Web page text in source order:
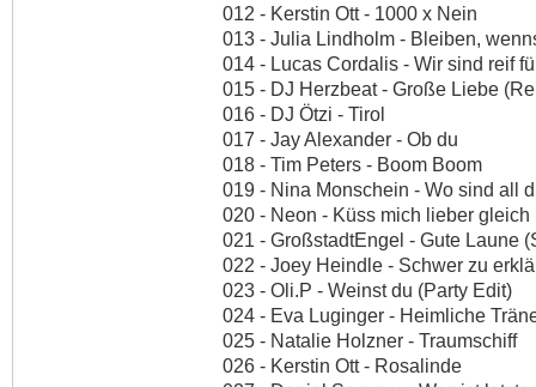
012 - Kerstin Ott - 1000 x Nein
013 - Julia Lindholm - Bleiben,
014 - Lucas Cordalis - Wir sind reif
015 - DJ Herzbeat - Große Liebe
016 - DJ Ötzi - Tirol
017 - Jay Alexander - Ob du
018 - Tim Peters - Boom Boom
019 - Nina Monschein - Wo sind all
020 - Neon - Küss mich lieber gleich
021 - GroßstadtEngel - Gute Laune
022 - Joey Heindle - Schwer zu
023 - Oli.P - Weinst du (Party Edit)
024 - Eva Luginger - Heimliche
025 - Natalie Holzner - Traumschiff
026 - Kerstin Ott - Rosalinde